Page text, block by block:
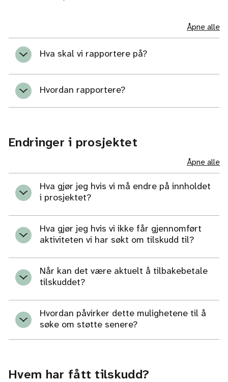
Åpne alle
Hva skal vi rapportere på?
Hvordan rapportere?
Endringer i prosjektet
Åpne alle
Hva gjør jeg hvis vi må endre på innholdet
i prosjektet?
Hva gjør jeg hvis vi ikke får gjennomført
aktiviteten vi har søkt om tilskudd til?
Når kan det være aktuelt å tilbakebetale
tilskuddet?
Hvordan påvirker dette mulighetene til å
søke om støtte senere?
Hvem har fått tilskudd?